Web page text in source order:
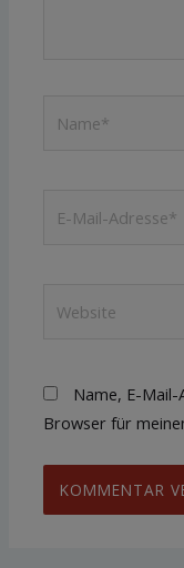
Name, E-
Browser für